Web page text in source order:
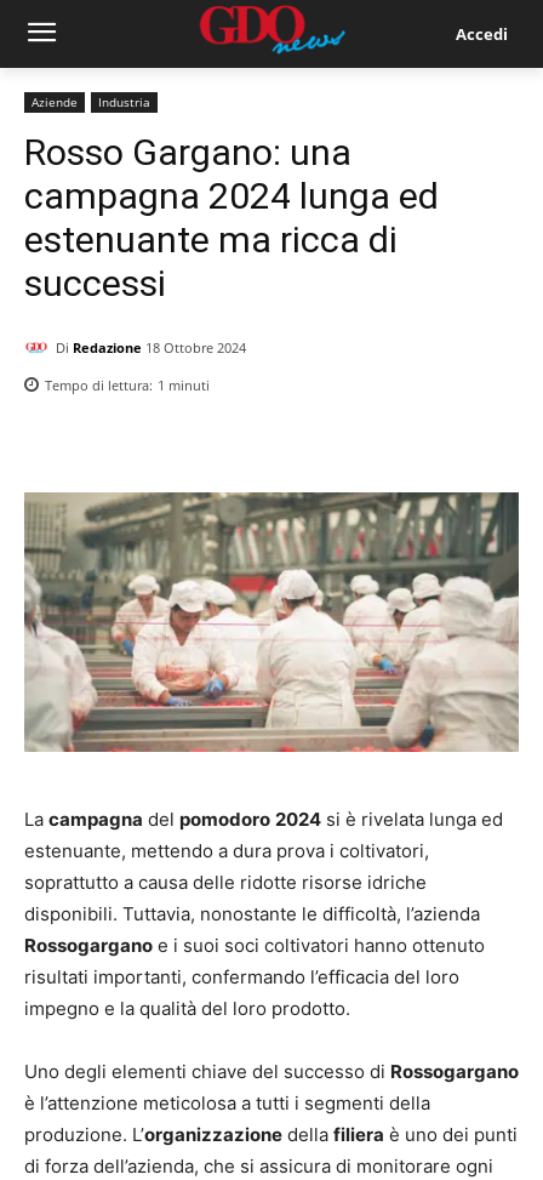
Accedi
Aziende Industria
Rosso Gargano: una
campagna 2024 lunga ed
estenuante ma ricca di
successi
Di Redazione 18 Ottobre 2024
Tempo di lettura: 1 minuti
La campagna del pomodoro 2024 si è rivelata lunga ed
estenuante, mettendo a dura prova i coltivatori,
soprattutto a causa delle ridotte risorse idriche
disponibili. Tuttavia, nonostante le difficoltà, l’azienda
Rossogargano e i suoi soci coltivatori hanno ottenuto
risultati importanti, confermando l’efficacia del loro
impegno e la qualità del loro prodotto.
Uno degli elementi chiave del successo di Rossogargano
è l’attenzione meticolosa a tutti i segmenti della
produzione. L’organizzazione della filiera è uno dei punti
di forza dell’azienda, che si assicura di monitorare ogni